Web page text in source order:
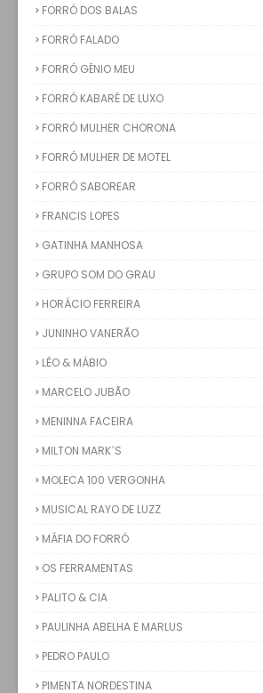
FORRÓ DOS BALAS
FORRÓ FALADO
FORRÓ GÊNIO MEU
FORRÓ KABARÉ DE LUXO
FORRÓ MULHER CHORONA
FORRÓ MULHER DE MOTEL
FORRÓ SABOREAR
FRANCIS LOPES
GATINHA MANHOSA
GRUPO SOM DO GRAU
HORÁCIO FERREIRA
JUNINHO VANERÃO
LÉO & MÁBIO
MARCELO JUBÃO
MENINNA FACEIRA
MILTON MARK´S
MOLECA 100 VERGONHA
MUSICAL RAYO DE LUZZ
MÁFIA DO FORRÓ
OS FERRAMENTAS
PALITO & CIA
PAULINHA ABELHA E MARLUS
PEDRO PAULO
PIMENTA NORDESTINA